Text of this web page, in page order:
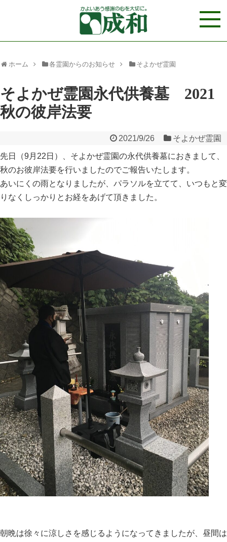
ホーム 各霊園からのお知らせ そよかぜ霊園
そよかぜ霊園永代供養墓 2021
秋の彼岸法要
2021/9/26 そよかぜ霊園
先日（9月22日）、そよかぜ霊園の永代供養墓におきまして、
秋のお彼岸法要を行いましたのでご報告いたします。
あいにくの雨となりましたが、パラソルを立てて、いつもと変
りなくしっかりとお経をあげて頂きました。
朝晩は徐々に涼しさを感じるようになってきましたが、昼間は